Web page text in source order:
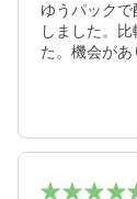
ゆうパック
しました。
た。機会があ